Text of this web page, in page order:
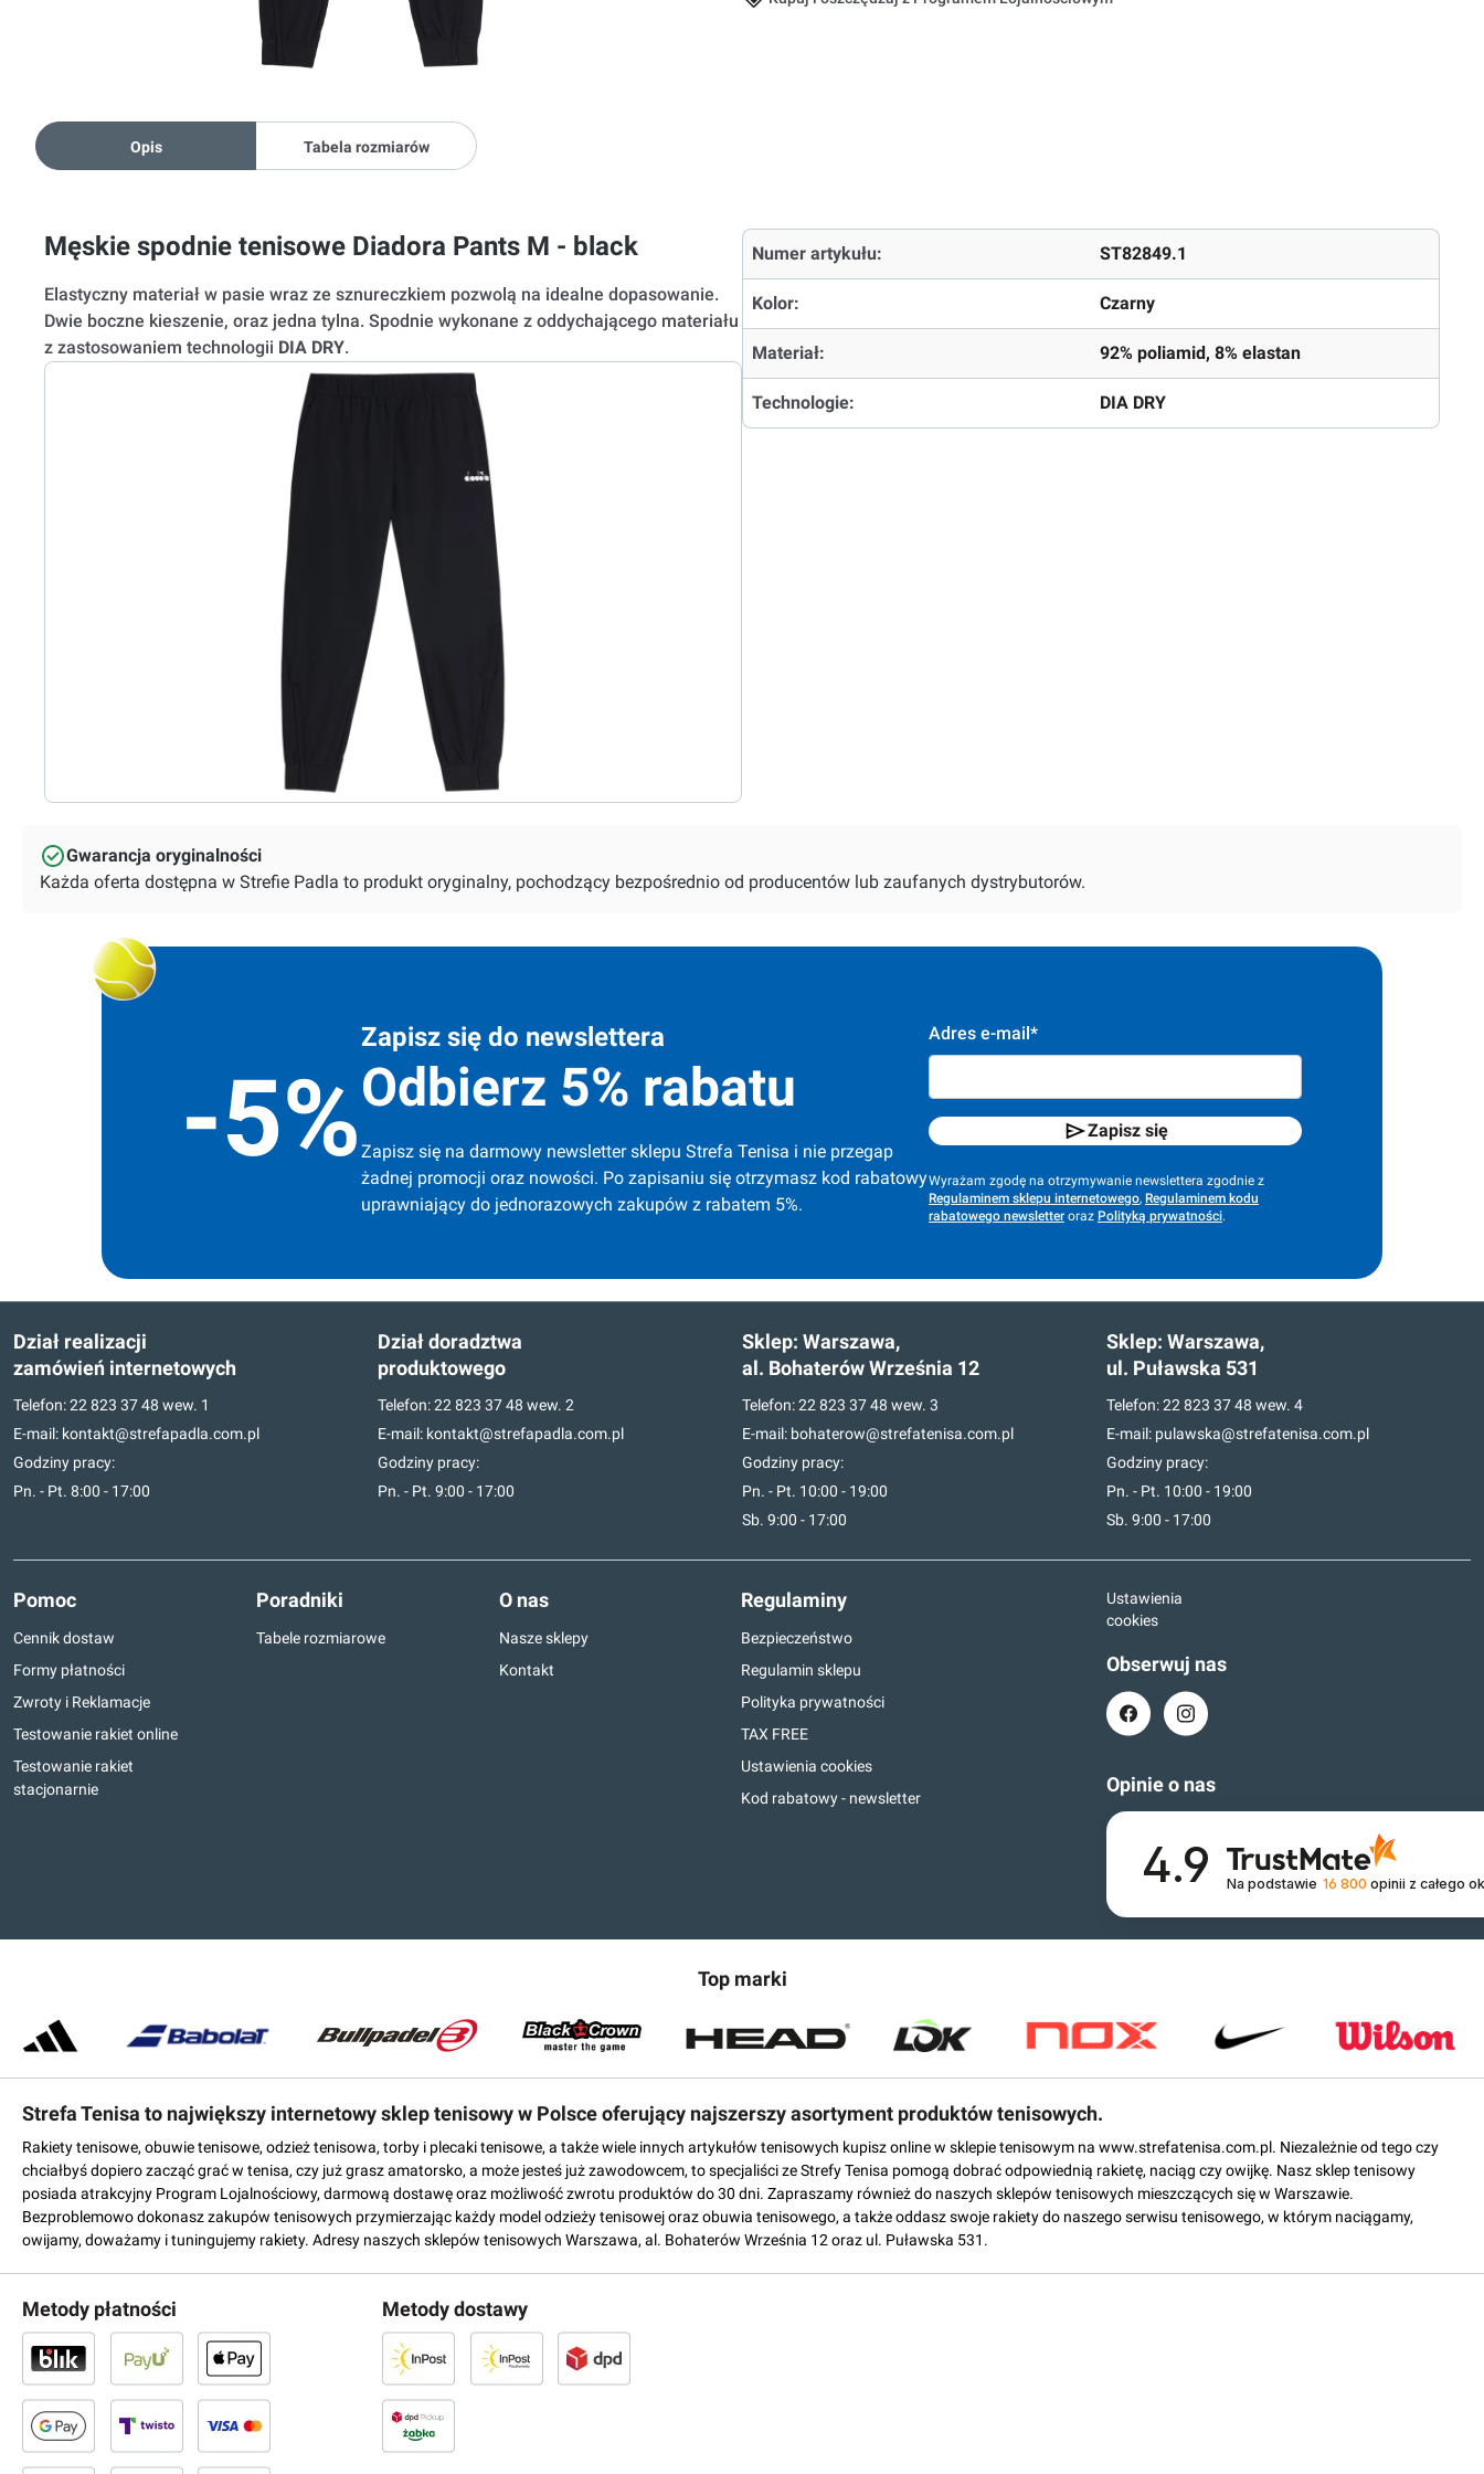
Opis Tabela rozmiarów
Męskie spodnie tenisowe Diadora Pants M - black
Elastyczny materiał w pasie wraz ze sznureczkiem pozwolą na idealne dopasowanie.
Dwie boczne kieszenie, oraz jedna tylna. Spodnie wykonane z oddychającego materiału
z zastosowaniem technologii DIA DRY.
Numer artykułu: ST82849.1
Kolor: Czarny
Materiał: 92% poliamid, 8% elastan
Technologie: DIA DRY
Gwarancja oryginalności
Każda oferta dostępna w Strefie Padla to produkt oryginalny, pochodzący bezpośrednio od producentów lub zaufanych dystrybutorów.
-5%
Zapisz się do newslettera
Odbierz 5% rabatu
Zapisz się na darmowy newsletter sklepu Strefa Tenisa i nie przegap
żadnej promocji oraz nowości. Po zapisaniu się otrzymasz kod rabatowy
uprawniający do jednorazowych zakupów z rabatem 5%.
Adres e-mail*
Zapisz się
Wyrażam zgodę na otrzymywanie newslettera zgodnie z
Regulaminem sklepu internetowego, Regulaminem kodu
rabatowego newsletter oraz Polityką prywatności.
Dział realizacji
zamówień internetowych
Telefon:22 823 37 48 wew. 1
E-mail: kontakt@strefapadla.com.pl
Godziny pracy:
Pn. - Pt. 8:00 - 17:00
Dział doradztwa
produktowego
Telefon:22 823 37 48 wew. 2
E-mail: kontakt@strefapadla.com.pl
Godziny pracy:
Pn. - Pt. 9:00 - 17:00
Sklep: Warszawa,
al. Bohaterów Września 12
Telefon:22 823 37 48 wew. 3
E-mail: bohaterow@strefatenisa.com.pl
Godziny pracy:
Pn. - Pt. 10:00 - 19:00
Sb. 9:00 - 17:00
Sklep: Warszawa,
ul. Puławska 531
Telefon:22 823 37 48 wew. 4
E-mail: pulawska@strefatenisa.com.pl
Godziny pracy:
Pn. - Pt. 10:00 - 19:00
Sb. 9:00 - 17:00
Pomoc
Cennik dostaw
Formy płatności
Zwroty i Reklamacje
Testowanie rakiet online
Testowanie rakiet
stacjonarnie
Poradniki
Tabele rozmiarowe
O nas
Nasze sklepy
Kontakt
Regulaminy
Bezpieczeństwo
Regulamin sklepu
Polityka prywatności
TAX FREE
Ustawienia cookies
Kod rabatowy - newsletter
Ustawienia
cookies
Obserwuj nas
Opinie o nas
4.9 Na podstawie 16 800 opinii z całego
Top marki
Strefa Tenisa to największy internetowy sklep tenisowy w Polsce oferujący najszerszy asortyment produktów tenisowych.
Rakiety tenisowe, obuwie tenisowe, odzież tenisowa, torby i plecaki tenisowe, a także wiele innych artykułów tenisowych kupisz online w sklepie tenisowym na www.strefatenisa.com.pl. Niezależnie od tego czy
chciałbyś dopiero zacząć grać w tenisa, czy już grasz amatorsko, a może jesteś już zawodowcem, to specjaliści ze Strefy Tenisa pomogą dobrać odpowiednią rakietę, naciąg czy owijkę. Nasz sklep tenisowy
posiada atrakcyjny Program Lojalnościowy, darmową dostawę oraz możliwość zwrotu produktów do 30 dni. Zapraszamy również do naszych sklepów tenisowych mieszczących się w Warszawie.
Bezproblemowo dokonasz zakupów tenisowych przymierzając każdy model odzieży tenisowej oraz obuwia tenisowego, a także oddasz swoje rakiety do naszego serwisu tenisowego, w którym naciągamy,
owijamy, doważamy i tuningujemy rakiety. Adresy naszych sklepów tenisowych Warszawa, al. Bohaterów Września 12 oraz ul. Puławska 531.
Metody płatności Metody dostawy